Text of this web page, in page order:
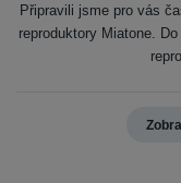
Připravili jsme pro vás
reproduktory Miatone.